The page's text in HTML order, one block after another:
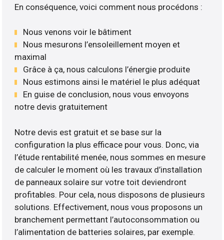
En conséquence, voici comment nous procédons :
Nous venons voir le bâtiment
Nous mesurons l’ensoleillement moyen et
maximal
Grâce à ça, nous calculons l’énergie produite
Nous estimons ainsi le matériel le plus adéquat
En guise de conclusion, nous vous envoyons
notre devis gratuitement
Notre devis est gratuit et se base sur la
configuration la plus efficace pour vous. Donc, via
l’étude rentabilité menée, nous sommes en mesure
de calculer le moment où les travaux d’installation
de panneaux solaire sur votre toit deviendront
profitables. Pour cela, nous disposons de plusieurs
solutions. Effectivement, nous vous proposons un
branchement permettant l’autoconsommation ou
l’alimentation de batteries solaires, par exemple.